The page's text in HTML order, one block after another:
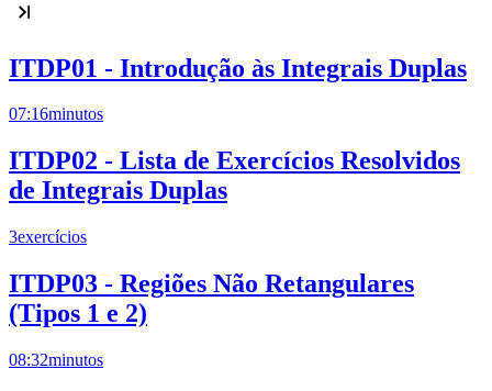
ITDP01 - Introdução às Integrais Duplas
07:16minutos
ITDP02 - Lista de Exercícios Resolvidos
de Integrais Duplas
3exercícios
ITDP03 - Regiões Não Retangulares
(Tipos 1 e 2)
08:32minutos